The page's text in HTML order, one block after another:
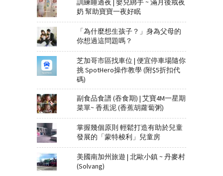
訓練睡過夜 | 嬰兒綁手 ~ 滿月後戒夜
奶 幫助寶寶一夜好眠
「為什麼想生孩子？」身為父母的
你想過這問題嗎？
芝加哥市區找車位 | 便宜停車場隨你
挑 SpotHero操作教學 (附$5折扣代
碼)
副食品食譜 (吞食期) | 艾寶4M一星期
菜單~ 香蕉泥 (香蕉胡蘿蔔粥)
掌握幾個原則 輕鬆打造有助於兒童
發展的「蒙特梭利」兒童房
美國南加州旅遊 | 北歐小鎮 ~ 丹麥村
(Solvang)